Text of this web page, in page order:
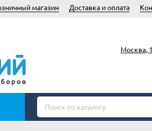
магазин Доставка и оплата
Москва,